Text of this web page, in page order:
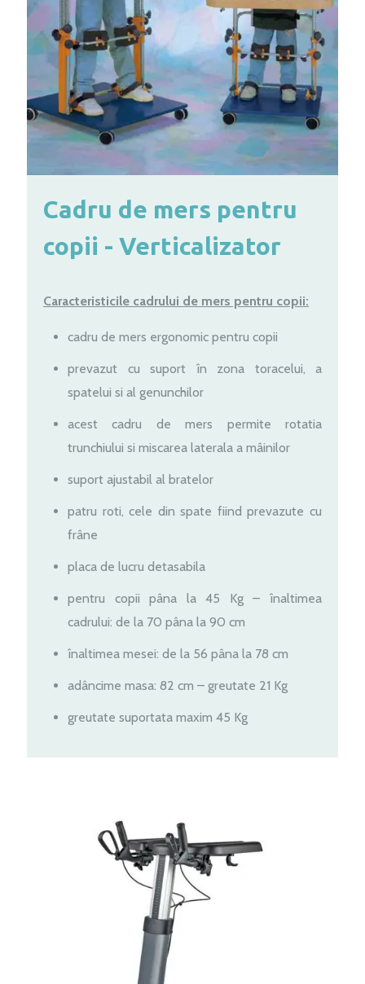
Cadru de mers pentru
copii - Verticalizator
Caracteristicile cadrului de mers pentru copii:
cadru de mers ergonomic pentru copii
prevazut cu suport în zona toracelui, a
spatelui si al genunchilor
acest cadru de mers permite rotatia
trunchiului si miscarea laterala a mâinilor
suport ajustabil al bratelor
patru roti, cele din spate fiind prevazute cu
frâne
placa de lucru detasabila
pentru copii pâna la 45 Kg – înaltimea
cadrului: de la 70 pâna la 90 cm
înaltimea mesei: de la 56 pâna la 78 cm
adâncime masa: 82 cm – greutate 21 Kg
greutate suportata maxim 45 Kg